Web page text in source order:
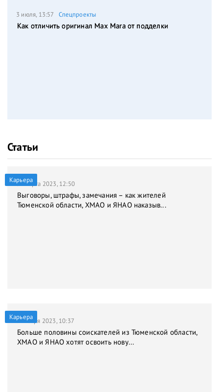
3 июля, 13:57 Спецпроекты
Как отличить оригинал Max Mara от подделки
Статьи
Карьера
31 марта 2023, 12:50
Выговоры, штрафы, замечания – как жителей
Тюменской области, ХМАО и ЯНАО наказыв...
Карьера
9 января 2023, 10:37
Больше половины соискателей из Тюменской области,
ХМАО и ЯНАО хотят освоить нову...